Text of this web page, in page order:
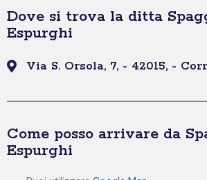
Dove si trova la ditta
Espurghi
Via S. Orsola, 7, - 42015, -
Come posso arrivare da
Espurghi